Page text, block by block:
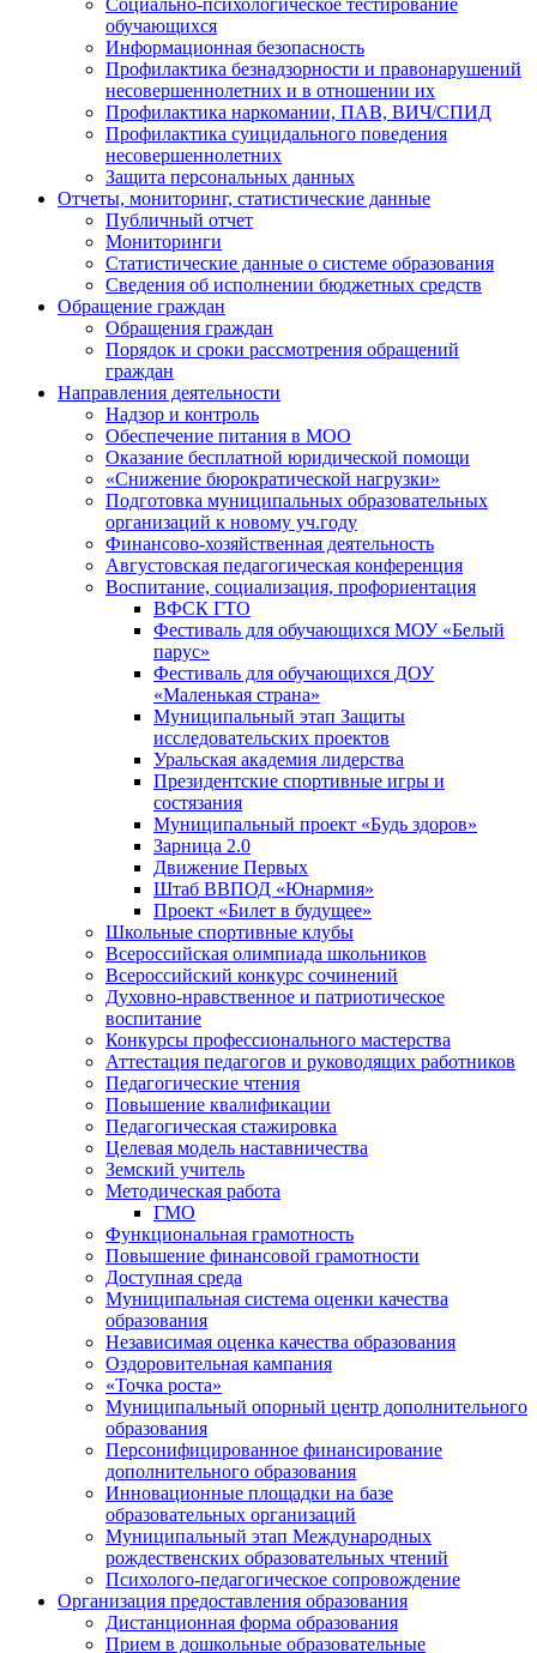
Социально-психологическое тестирование
обучающихся
Информационная безопасность
Профилактика безнадзорности и правонарушений
несовершеннолетних и в отношении их
Профилактика наркомании, ПАВ, ВИЧ/СПИД
Профилактика суицидального поведения
несовершеннолетних
Защита персональных данных
Отчеты, мониторинг, статистические данные
Публичный отчет
Мониторинги
Статистические данные о системе образования
Сведения об исполнении бюджетных средств
Обращение граждан
Обращения граждан
Порядок и сроки рассмотрения обращений
граждан
Направления деятельности
Надзор и контроль
Обеспечение питания в МОО
Оказание бесплатной юридической помощи
«Снижение бюрократической нагрузки»
Подготовка муниципальных образовательных
организаций к новому уч.году
Финансово-хозяйственная деятельность
Августовская педагогическая конференция
Воспитание, социализация, профориентация
ВФСК ГТО
Фестиваль для обучающихся МОУ «Белый
парус»
Фестиваль для обучающихся ДОУ
«Маленькая страна»
Муниципальный этап Защиты
исследовательских проектов
Уральская академия лидерства
Президентские спортивные игры и
состязания
Муниципальный проект «Будь здоров»
Зарница 2.0
Движение Первых
Штаб ВВПОД «Юнармия»
Проект «Билет в будущее»
Школьные спортивные клубы
Всероссийская олимпиада школьников
Всероссийский конкурс сочинений
Духовно-нравственное и патриотическое
воспитание
Конкурсы профессионального мастерства
Аттестация педагогов и руководящих работников
Педагогические чтения
Повышение квалификации
Педагогическая стажировка
Целевая модель наставничества
Земский учитель
Методическая работа
ГМО
Функциональная грамотность
Повышение финансовой грамотности
Доступная среда
Муниципальная система оценки качества
образования
Независимая оценка качества образования
Оздоровительная кампания
«Точка роста»
Муниципальный опорный центр дополнительного
образования
Персонифицированное финансирование
дополнительного образования
Инновационные площадки на базе
образовательных организаций
Муниципальный этап Международных
рождественских образовательных чтений
Психолого-педагогическое сопровождение
Организация предоставления образования
Дистанционная форма образования
Прием в дошкольные образовательные